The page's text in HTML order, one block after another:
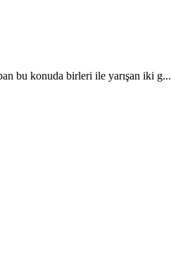
bu konuda birleri ile yarışan iki g...